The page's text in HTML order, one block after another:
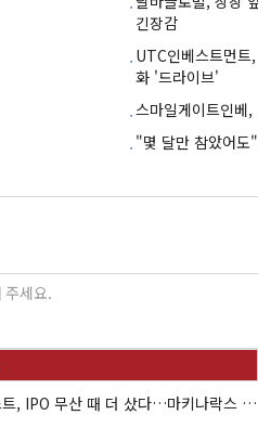
긴장감
UTC인베스트먼
화 '드라이브'
스마일게이트인베
"몇 달만 참았어
HB인베스트, IPO 무산 때 더 샀다…마키나락스 투자 2.7배 회수